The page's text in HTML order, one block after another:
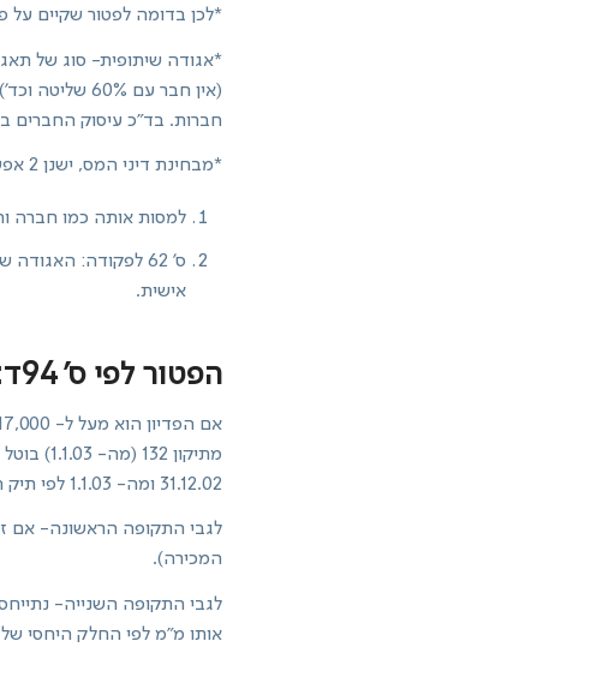
*לכן בדומה לפטור שקיים על
*אגודה שיתופית- סוג של
(אין חבר עם
חברות. בד"כ עיסוק החברים
*מבחינת דיני המס, ישנן 2 אפשרויות להסתכל על אגודה שיתופית:
למסות אותה כמו חברה
ס' 62 לפקודה:
אישית.
הפטור לפי ס' 94ד:
31.12.02 ומה- 1.1.03 לפי תיק ההחזקה של המניות.
המכירה).
לגבי התקופה השנייה-
אותו מ"מ לפי החלק היחסי